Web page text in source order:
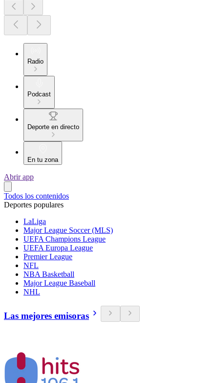
Radio
Podcast
Deporte en directo
En tu zona
Abrir app
Todos los contenidos
Deportes populares
LaLiga
Major League Soccer (MLS)
UEFA Champions League
UEFA Europa League
Premier League
NFL
NBA Basketball
Major League Baseball
NHL
Las mejores emisoras